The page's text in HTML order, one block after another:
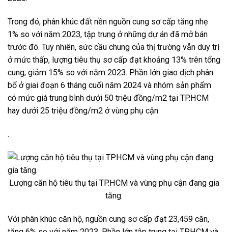
Trong đó, phân khúc đất nền nguồn cung sơ cấp tăng nhẹ
1% so với năm 2023, tập trung ở những dự án đã mở bán
trước đó. Tuy nhiên, sức cầu chung của thị trường vẫn duy trì
ở mức thấp, lượng tiêu thụ sơ cấp đạt khoảng 13% trên tổng
cung, giảm 15% so với năm 2023. Phần lớn giao dịch phân
bổ ở giai đoạn 6 tháng cuối năm 2024 và nhóm sản phẩm
có mức giá trung bình dưới 50 triệu đồng/m2 tại TP.HCM
hay dưới 25 triệu đồng/m2 ở vùng phụ cận.
.
Lượng căn hộ tiêu thụ tại TP.HCM và vùng phụ cận đang gia
tăng.
Với phân khúc căn hộ, nguồn cung sơ cấp đạt 23,459 căn,